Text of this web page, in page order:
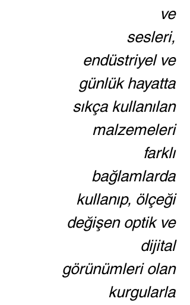
ve
sesleri,
endüstriyel ve
günlük hayatta
sıkça kullanılan
malzemeleri
farklı
bağlamlarda
kullanıp, ölçeği
değişen optik ve
dijital
görünümleri olan
kurgularla